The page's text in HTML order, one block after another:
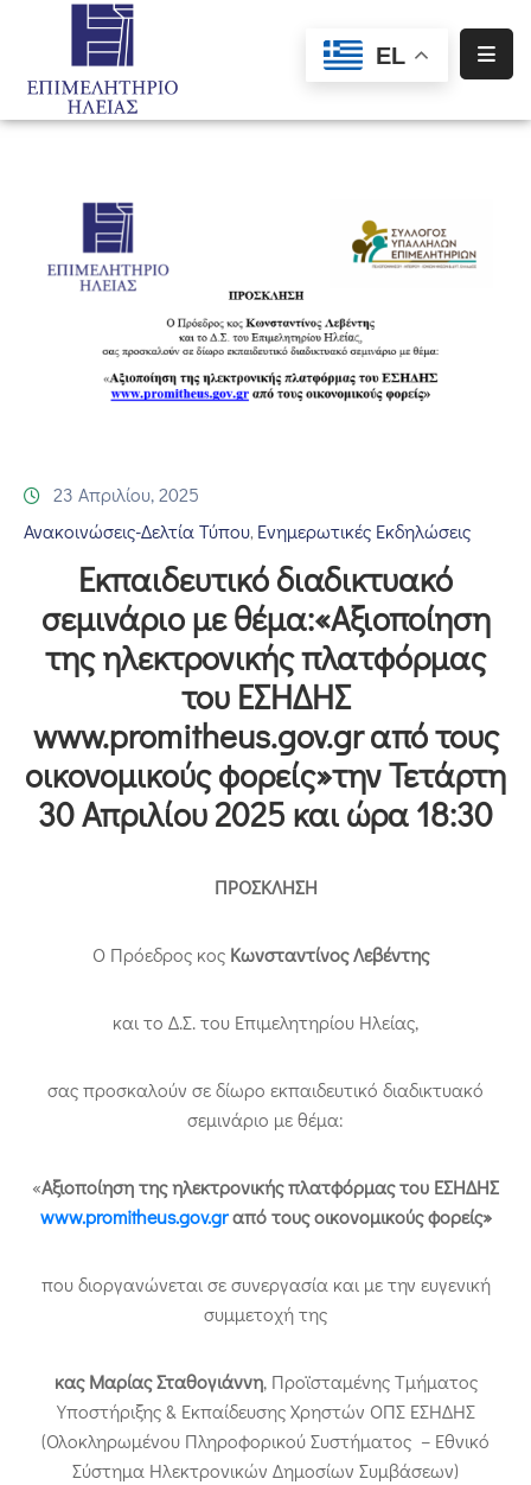
EL
Αρχική
Ενημέρωση
Σύλλογοι
Πληροφόρηση
Χρηματοδότησης
Επικοινωνία
23 Απριλίου, 2025
Ανακοινώσεις-Δελτία Τύπου‚ Ενημερωτικές Εκδηλώσεις
Εκπαιδευτικό διαδικτυακό
σεμινάριο με θέμα:«Αξιοποίηση
της ηλεκτρονικής πλατφόρμας
του ΕΣΗΔΗΣ
www.promitheus.gov.gr από τους
οικονομικούς φορείς»την Τετάρτη
30 Απριλίου 2025 και ώρα 18:30
ΠΡΟΣΚΛΗΣΗ
O Πρόεδρος κος Κωνσταντίνος Λεβέντης
και το Δ.Σ. του Επιμελητηρίου Ηλείας,
σας προσκαλούν σε δίωρο εκπαιδευτικό διαδικτυακό
σεμινάριο με θέμα:
«Αξιοποίηση της ηλεκτρονικής πλατφόρμας του ΕΣΗΔΗΣ
www.promitheus.gov.grαπό τους οικονομικούς φορείς»
που διοργανώνεται σε συνεργασία και με την ευγενική
συμμετοχή της
κας Μαρίας Σταθογιάννη, Προϊσταμένης Τμήματος
Υποστήριξης & Εκπαίδευσης Χρηστών ΟΠΣ ΕΣΗΔΗΣ
(Ολοκληρωμένου Πληροφορικού Συστήματος – Εθνικό
Σύστημα Ηλεκτρονικών Δημοσίων Συμβάσεων)